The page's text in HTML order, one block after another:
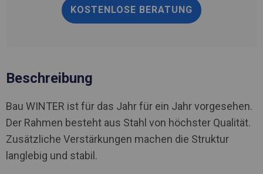
KOSTENLOSE BERATUNG
Beschreibung
Bau WINTER ist für das Jahr für ein Jahr vorgesehen.
Der Rahmen besteht aus Stahl von höchster Qualität.
Zusätzliche Verstärkungen machen die Struktur
langlebig und stabil.